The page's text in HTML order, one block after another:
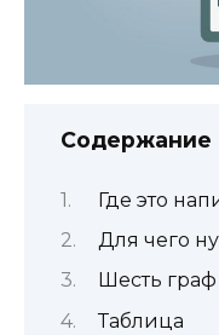
Содержание
Где это
Для чего
Шесть граф
Таблица